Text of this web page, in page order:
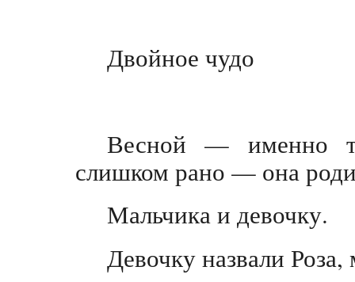
Двойное чудо
Весной — именно
слишком рано — она
Мальчика и девочку.
Девочку назвали